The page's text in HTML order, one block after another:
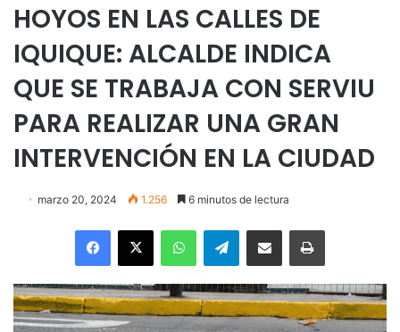
HOYOS EN LAS CALLES DE
IQUIQUE: ALCALDE INDICA
QUE SE TRABAJA CON SERVIU
PARA REALIZAR UNA GRAN
INTERVENCIÓN EN LA CIUDAD
marzo 20, 2024 1.256 6 minutos de lectura
Facebook
X WhatsAppTelegramEnviar vía email Imprimir